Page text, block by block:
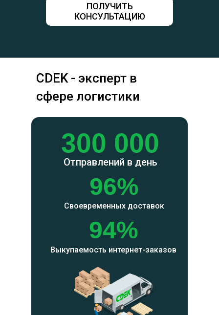
ПОЛУЧИТЬ
КОНСУЛЬТАЦИЮ
CDEK - эксперт в
сфере логистики
300 000
Отправлений в день
96%
Своевременных доставок
94%
Выкупаемость интернет-заказов